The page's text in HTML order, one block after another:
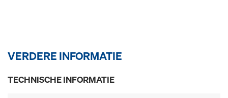
VERDERE INFORMATIE
TECHNISCHE INFORMATIE